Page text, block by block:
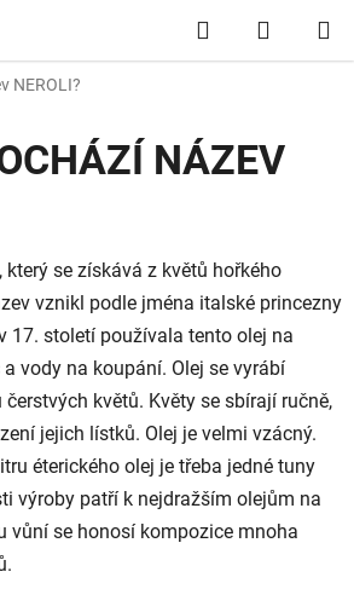
Hledat
KOŠÍK
NEROLI?
NÁZEV
, který se získává z květů hořkého
vznikl podle jména italské princezny
17. století používala tento olej na
vody na koupání. Olej se vyrábí
květů. Květy se sbírají ručně,
jejich lístků. Olej je velmi vzácný.
éterického olej je třeba jedné tuny
výroby patří k nejdražším olejům na
vůní se honosí kompozice mnoha